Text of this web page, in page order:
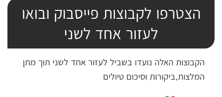
הצטרפו לקבוצות פייסבוק ובואו
לעזור אחד לשני
הקבוצות האלה נועדו בשביל לעזור אחד לשני תוך מתן
המלצות,ביקורות וסיכום טיולים